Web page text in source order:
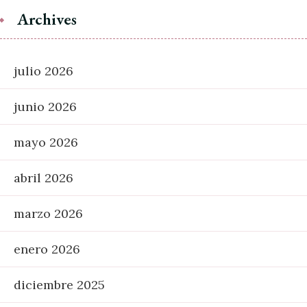
Archives
julio 2026
junio 2026
mayo 2026
abril 2026
marzo 2026
enero 2026
diciembre 2025